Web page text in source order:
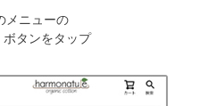
メニューの
ボタンをタップ